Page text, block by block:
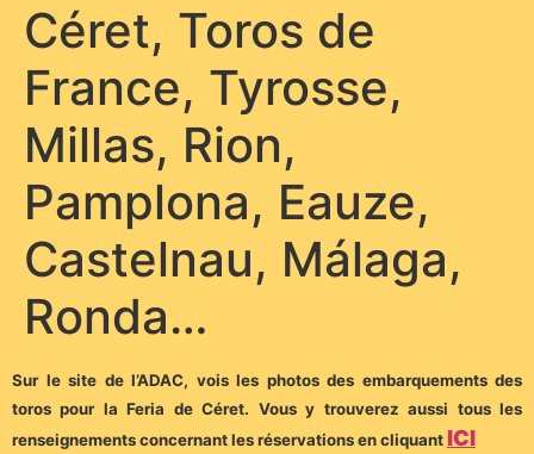
Céret, Toros de
France, Tyrosse,
Millas, Rion,
Pamplona, Eauze,
Castelnau, Málaga,
Ronda…
Sur le site de l’ADAC, vois les photos des embarquements des
toros pour la Feria de Céret. Vous y trouverez aussi tous les
renseignements concernant les réservations en cliquant ICI